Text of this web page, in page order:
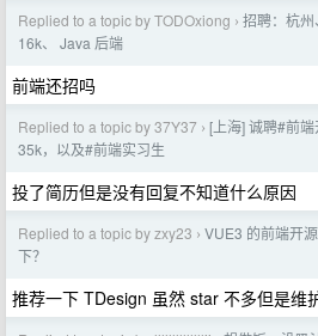
Replied to a topic by TODOxiong › 招聘：杭
16k、 Java 后端
前端还招吗
Replied to a topic by 37Y37 › [上海] 诚聘#前
35k，以及#前端实习生
投了简历但是没有回复不知道什么原因
Replied to a topic by zxy23 › VUE3 的前端开
下？
推荐一下 TDesign 虽然 star 不多但是维